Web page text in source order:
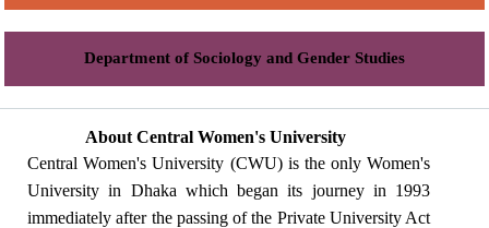
Department of Sociology and Gender Studies
About Central Women's University
Central Women's University (CWU) is the only Women's
University in Dhaka which began its journey in 1993
immediately after the passing of the Private University Act